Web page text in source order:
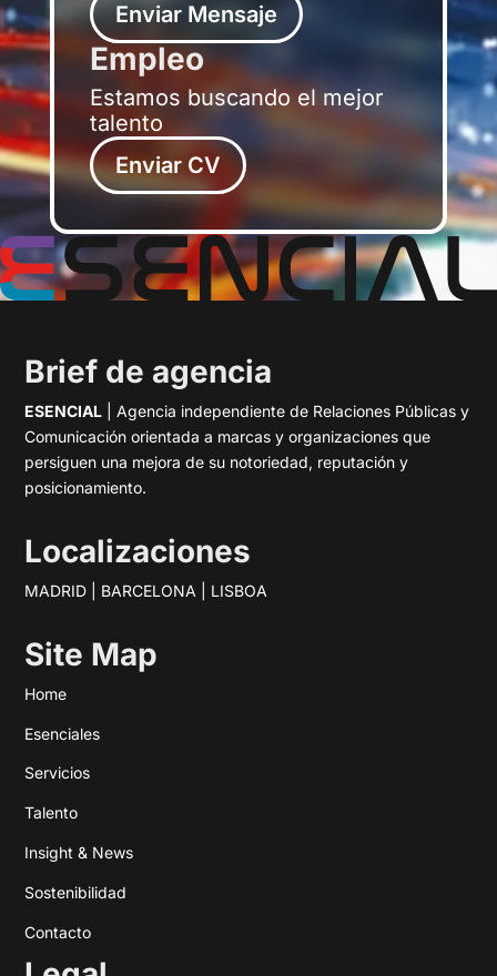
Enviar Mensaje
Empleo
Estamos buscando el mejor
talento
Enviar CV
Brief de agencia
ESENCIAL | Agencia independiente de Relaciones Públicas y
Comunicación orientada a marcas y organizaciones que
persiguen una mejora de su notoriedad, reputación y
posicionamiento.
Localizaciones
MADRID | BARCELONA | LISBOA
Site Map
Home
Esenciales
Servicios
Talento
Insight & News
Sostenibilidad
Contacto